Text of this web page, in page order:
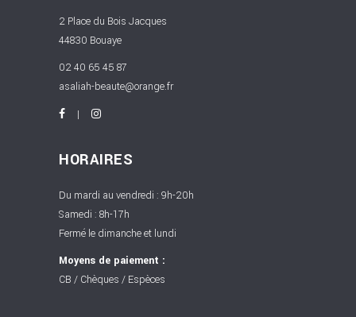
2 Place du Bois Jacques
44830 Bouaye
02 40 65 45 87
asaliah-beaute@orange.fr
HORAIRES
Du mardi au vendredi : 9h-20h
Samedi : 8h-17h
Fermé le dimanche et lundi
Moyens de paiement :
CB / Chèques / Espèces